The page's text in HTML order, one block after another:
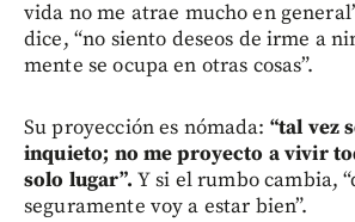
vida no me atrae mucho en
dice, “no siento deseos de irme a
mente se ocupa en otras cosas”.
Su proyección es nómada: “tal vez
inquieto; no me proyecto a vivir
solo lugar”. Y si el rumbo cambia,
seguramente voy a estar bien”.